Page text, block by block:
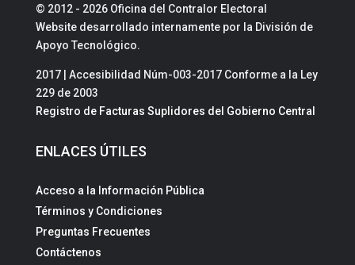
© 2012 - 2026 Oficina del Contralor Electoral
Website desarrollado internamente por la División de
Apoyo Tecnológico.
2017 | Accesibilidad Núm-003-2017 Conforme a la Ley
229 de 2003
Registro de Facturas Suplidores del Gobierno Central
ENLACES ÚTILES
Acceso a la Información Pública
Términos y Condiciones
Preguntas Frecuentes
Contáctenos